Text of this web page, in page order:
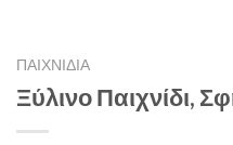
ΠΑΙΧΝΙΔΙΑ
Ξύλινο Παιχνίδι,